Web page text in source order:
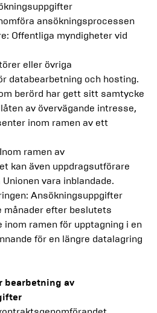
ansökningsprocessen
Offentliga myndigheter vid
eller övriga
databearbetning och hosting.
berörd har gett sitt samtycke
av övervägande intresse,
inom ramen av ett
ramen av
kan även uppdragsutförare
vara inblandade.
Ansökningsuppgifter
månader efter beslutets
ramen för upptagning i en
för en längre datalagring
bearbetning av